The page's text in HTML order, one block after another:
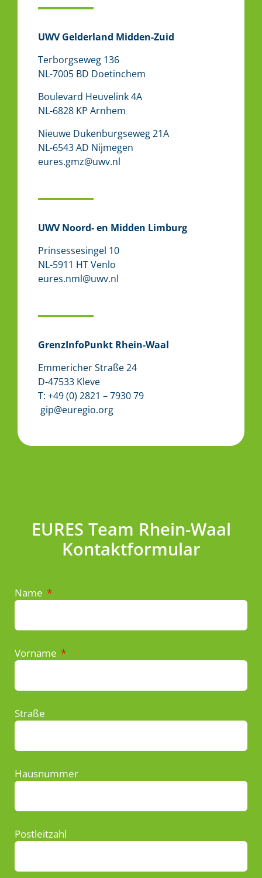
UWV Gelderland Midden-Zuid
Terborgseweg 136
NL-7005 BD Doetinchem
Boulevard Heuvelink 4A
NL-6828 KP Arnhem
Nieuwe Dukenburgseweg 21A
NL-6543 AD Nijmegen
eures.gmz@uwv.nl
UWVNoord- en Midden Limburg
Prinsessesingel 10
NL-5911 HT Venlo
eures.nml@uwv.nl
GrenzInfoPunkt Rhein-Waal
Emmericher Straße 24
D-47533 Kleve
T: +49 (0) 2821 – 7930 79
gip@euregio.org
EURES Team Rhein-Waal
Kontaktformular
Name
Vorname
Straße
Hausnummer
Postleitzahl